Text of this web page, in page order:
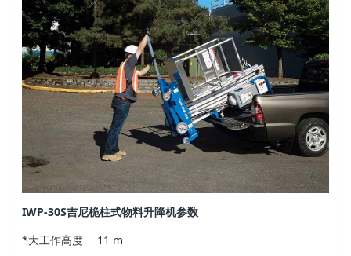
IWP-30S吉尼桅柱式物料升降机参数
*大工作高度
11 m